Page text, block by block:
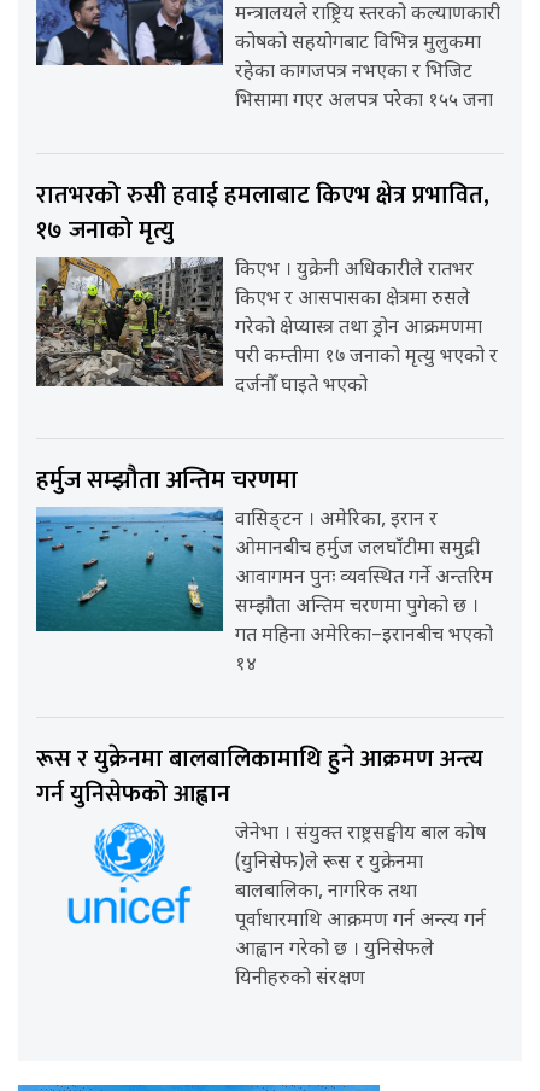
मन्त्रालयले राष्ट्रिय स्तरको कल्याणकारी
कोषको सहयोगबाट विभिन्न मुलुकमा
रहेका कागजपत्र नभएका र भिजिट
भिसामा गएर अलपत्र परेका १५५ जना
रातभरको रुसी हवाई हमलाबाट किएभ क्षेत्र प्रभावित,
१७ जनाको मृत्यु
किएभ । युक्रेनी अधिकारीले रातभर
किएभ र आसपासका क्षेत्रमा रुसले
गरेको क्षेप्यास्त्र तथा ड्रोन आक्रमणमा
परी कम्तीमा १७ जनाको मृत्यु भएको र
दर्जनौँ घाइते भएको
हर्मुज सम्झौता अन्तिम चरणमा
वासिङ्टन । अमेरिका, इरान र
ओमानबीच हर्मुज जलघाँटीमा समुद्री
आवागमन पुनः व्यवस्थित गर्ने अन्तरिम
सम्झौता अन्तिम चरणमा पुगेको छ ।
गत महिना अमेरिका–इरानबीच भएको
१४
रूस र युक्रेनमा बालबालिकामाथि हुने आक्रमण अन्त्य
गर्न युनिसेफको आह्वान
जेनेभा । संयुक्त राष्ट्रसङ्घीय बाल कोष
(युनिसेफ)ले रूस र युक्रेनमा
बालबालिका, नागरिक तथा
पूर्वाधारमाथि आक्रमण गर्न अन्त्य गर्न
आह्वान गरेको छ । युनिसेफले
यिनीहरुको संरक्षण